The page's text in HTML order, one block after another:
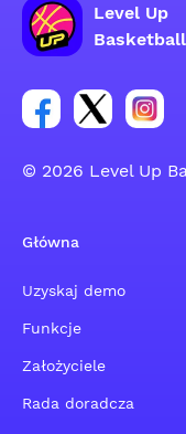
Level Up
Basketball
Link do grupy
Link doLink
© 2026 Level Up
Główna
Uzyskaj demo
Funkcje
Założyciele
Rada doradcza